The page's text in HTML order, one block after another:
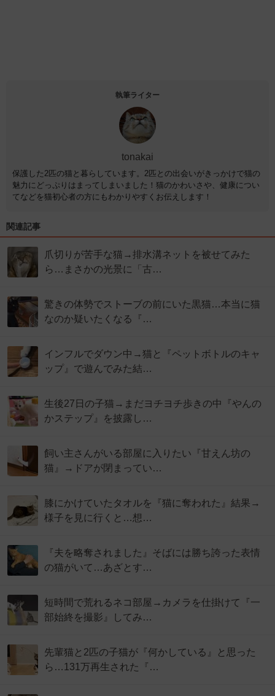
執筆ライター
tonakai
保護した2匹の猫と暮らしています。2匹との出会いがきっかけで猫の
魅力にどっぷりはまってしまいました！猫のかわいさや、健康につい
てなどを猫初心者の方にもわかりやすくお伝えします！
関連記事
爪切りが苦手な猫→排水溝ネットを被せてみた
ら…まさかの光景に「古…
驚きの体勢でストーブの前にいた黒猫…本当に猫
なのか疑いたくなる『…
インフルでダウン中→猫と『ペットボトルのキャ
ップ』で遊んでみた結…
生後27日の子猫→まだヨチヨチ歩きの中『やんの
かステップ』を披露し…
飼い主さんがいる部屋に入りたい『甘えん坊の
猫』→ドアが閉まってい…
膝にかけていたタオルを『猫に奪われた』結果→
様子を見に行くと…想…
『夫を略奪されました』そばには勝ち誇った表情
の猫がいて…あざとす…
短時間で荒れるネコ部屋→カメラを仕掛けて『一
部始終を撮影』してみ…
先輩猫と2匹の子猫が『何かしている』と思った
ら…131万再生された『…